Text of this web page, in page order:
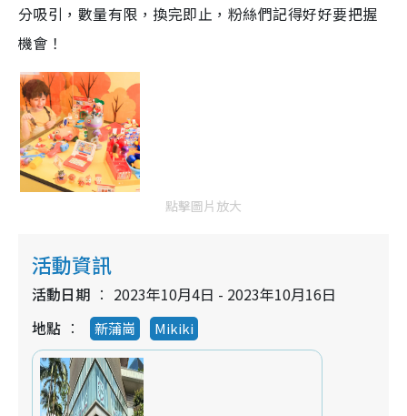
分吸引，數量有限，換完即止，粉絲們記得好好要把握
機會！
點擊圖片放大
活動資訊
活動日期
2023年10月4日 - 2023年10月16日
地點
新蒲崗 Mikiki